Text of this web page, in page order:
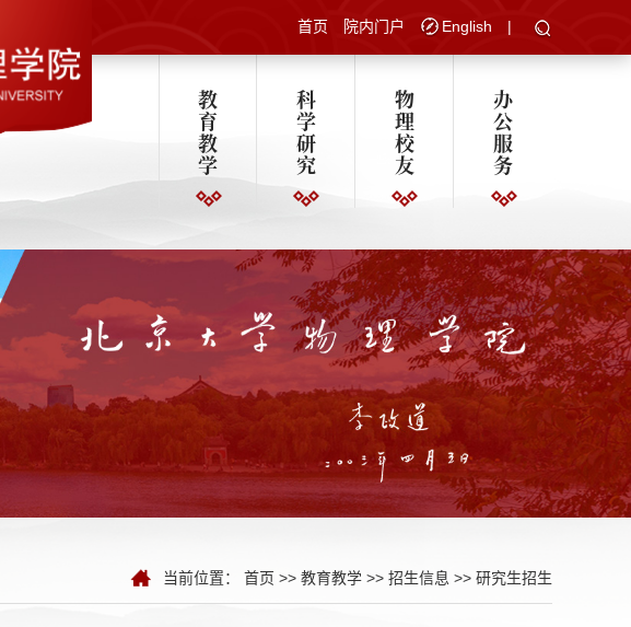
首页 院内门户 English |
教
育
教
学
科
学
研
究
物
理
校
友
办
公
服
务
当前位置： 首页 >> 教育教学 >> 招生信息 >> 研究生招生